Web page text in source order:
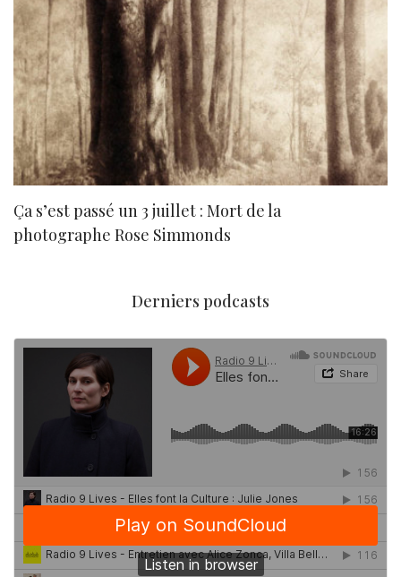
Ça s’est passé un 3 juillet : Mort de la
photographe Rose Simmonds
Derniers podcasts